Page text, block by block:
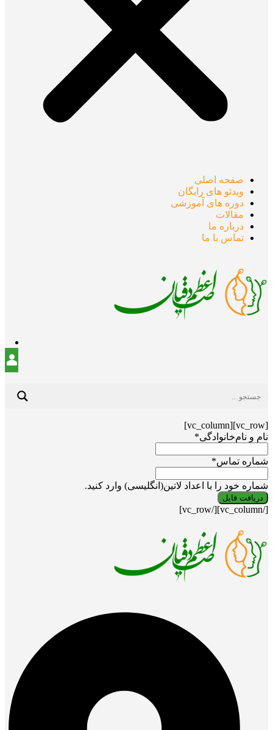
صفحه اصلی
ویدئو های رایگان
دوره های آموزشی
مقالات
درباره ما
تماس با ما
[vc_row][vc_column]
نام و نام‌خانوادگی*
شماره تماس*
شماره خود را با اعداد لاتین(انگلیسی) وارد کنید.
[/vc_column][/vc_row]